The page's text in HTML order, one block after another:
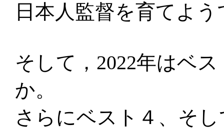
日本人監督を育てよ
そして，2022年はベ
か。
さらにベスト４、そ